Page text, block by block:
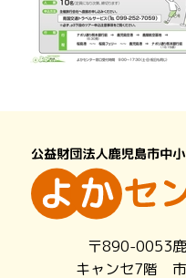
〒890-0053
キャンセ7階 市